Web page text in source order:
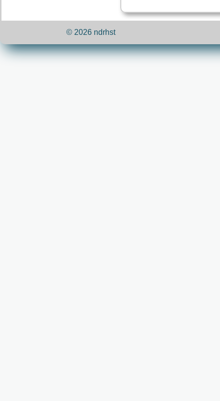
© 2026 ndrhst